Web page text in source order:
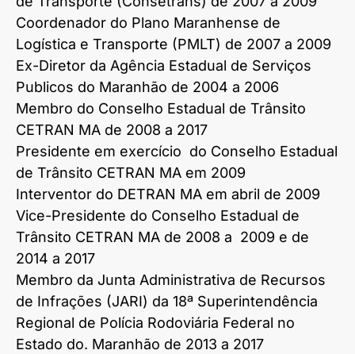
Coordenador do Plano Maranhense de
Logística e Transporte (PMLT) de 2007 a 2009
Ex-Diretor da Agência Estadual de Serviços
Publicos do Maranhão de 2004 a 2006
Membro do Conselho Estadual de Trânsito
CETRAN MA de 2008 a 2017
Presidente em exercício do Conselho Estadual
de Trânsito CETRAN MA em 2009
Interventor do DETRAN MA em abril de 2009
Vice-Presidente do Conselho Estadual de
Trânsito CETRAN MA de 2008 a 2009 e de
2014 a 2017
Membro da Junta Administrativa de Recursos
de Infrações (JARI) da 18ª Superintendência
Regional de Polícia Rodoviária Federal no
Estado do. Maranhão de 2013 a 2017